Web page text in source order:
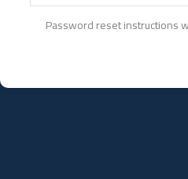
Password reset instructions